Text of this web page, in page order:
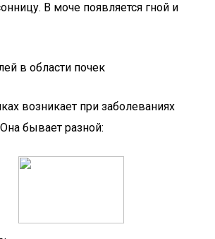
В моче появляется гной и
в области почек
возникает при заболеваниях
бывает разной: